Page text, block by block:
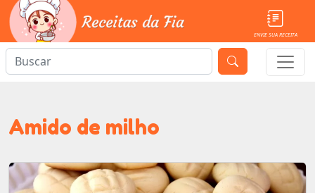
ENVIE SUA RECEITA
Amido de milho